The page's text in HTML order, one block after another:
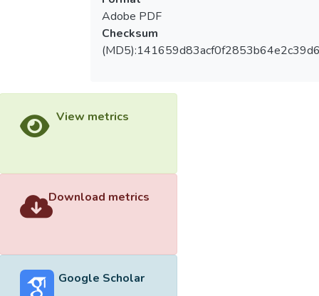
Adobe PDF
Checksum
View metrics
Download metrics
Google Scholar